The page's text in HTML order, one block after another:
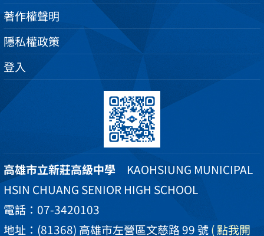
著作權聲明
隱私權政策
登入
高雄市立新莊高級中學 KAOHSIUNG MUNICIPAL
HSIN CHUANG SENIOR HIGH SCHOOL
電話：07-3420103
地址：(81368) 高雄市左營區文慈路 99 號( 點我開